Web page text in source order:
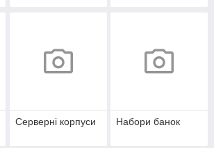
Серверні корпуси Набори банок